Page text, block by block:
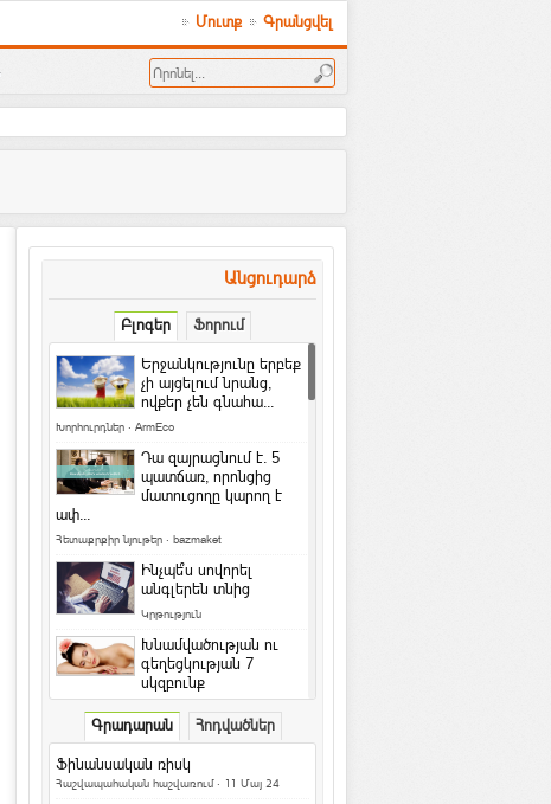
Մուտք Գրանցվել
Անցուդարձ
Բլոգեր Ֆորում
Երջանկությունը երբեք
չի այցելում նրանց,
ովքեր չեն գնահա...
Խորհուրդներ · ArmEco
Դա զայրացնում է․ 5
պատճառ, որոնցից
մատուցողը կարող է
ափ...
Հետաքրքիր նյութեր · bazmaket
Ինչպե՞ս սովորել
անգլերեն տնից
Կրթություն
Խնամվածության ու
գեղեցկության 7
սկզբունք
Ի՞նչ դաջվածքներ են
նախընտրում հայերը և
արդյո՞ք հասկանու...
Գրադարան Հոդվածներ
Ֆինանսական ռիսկ
Հաշվապահական հաշվառում· 11 Մայ 24